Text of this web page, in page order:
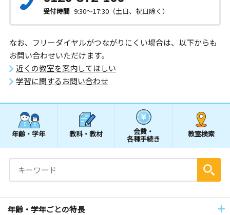
受付時間 9:30～17:30（土日、祝日除く）
なお、フリーダイヤルがつながりにくい場合は、以下からも
お問い合わせいただけます。
近くの教室を案内してほしい
学習に関するお問い合わせ
年齢・学年 教科・教材 会費・
各種手続き
教室検索
年齢・学年ごとの特長